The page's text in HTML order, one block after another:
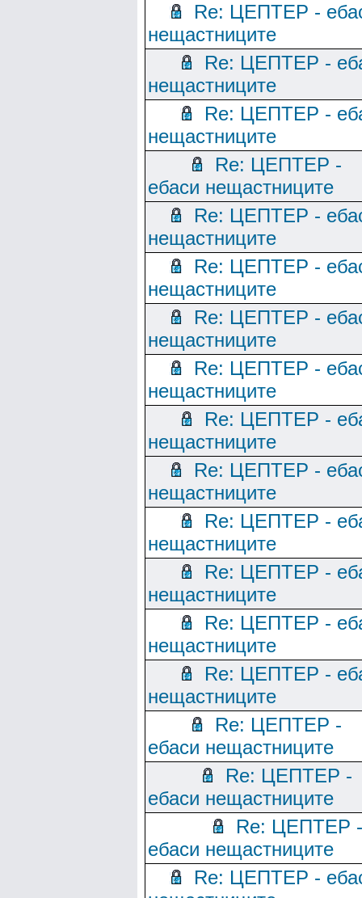
Re: ЦЕПТЕР -
нещастниците
Re: ЦЕПТЕР -
нещастниците
Re: ЦЕПТЕР -
нещастниците
Re: ЦЕПТЕР -
ебаси нещастниците
Re: ЦЕПТЕР -
нещастниците
Re: ЦЕПТЕР -
нещастниците
Re: ЦЕПТЕР -
нещастниците
Re: ЦЕПТЕР -
нещастниците
Re: ЦЕПТЕР -
нещастниците
Re: ЦЕПТЕР -
нещастниците
Re: ЦЕПТЕР -
нещастниците
Re: ЦЕПТЕР -
нещастниците
Re: ЦЕПТЕР -
нещастниците
Re: ЦЕПТЕР -
нещастниците
Re: ЦЕПТЕР -
ебаси нещастниците
Re: ЦЕПТЕР -
ебаси нещастниците
Re: ЦЕПТЕР -
ебаси нещастниците
Re: ЦЕПТЕР -